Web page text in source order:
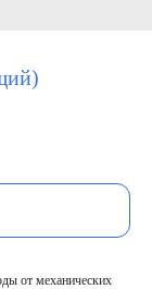
от механических